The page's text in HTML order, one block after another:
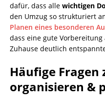
dafür, dass alle wichtigen
den Umzug so strukturiert
Planen eines besonderen
dass eine gute
Zuhause deutlich
Häufige Fragen
organisieren &